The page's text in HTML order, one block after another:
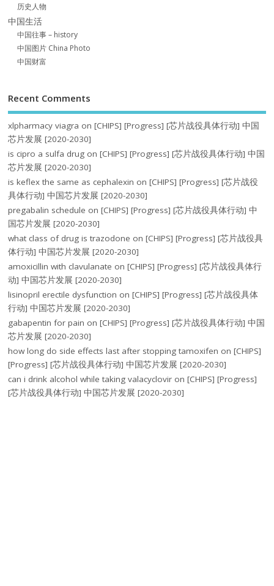
历史人物
中国生活
中国往事 – history
中国图片 China Photo
中国财富
Recent Comments
xlpharmacy viagra on[CHIPS] [Progress] [芯片战役具体行动] 中国
芯片发展 [2020-2030]
is cipro a sulfa drug on[CHIPS] [Progress] [芯片战役具体行动] 中国
芯片发展 [2020-2030]
is keflex the same as cephalexin on[CHIPS] [Progress] [芯片战役
具体行动] 中国芯片发展 [2020-2030]
pregabalin schedule on[CHIPS] [Progress] [芯片战役具体行动] 中
国芯片发展 [2020-2030]
what class of drug is trazodone on[CHIPS] [Progress] [芯片战役具
体行动] 中国芯片发展 [2020-2030]
amoxicillin with clavulanate on[CHIPS] [Progress] [芯片战役具体行
动] 中国芯片发展 [2020-2030]
lisinopril erectile dysfunction on[CHIPS] [Progress] [芯片战役具体
行动] 中国芯片发展 [2020-2030]
gabapentin for pain on[CHIPS] [Progress] [芯片战役具体行动] 中国
芯片发展 [2020-2030]
how long do side effects last after stopping tamoxifen on[CHIPS]
[Progress] [芯片战役具体行动] 中国芯片发展 [2020-2030]
can i drink alcohol while taking valacyclovir on[CHIPS] [Progress]
[芯片战役具体行动] 中国芯片发展 [2020-2030]